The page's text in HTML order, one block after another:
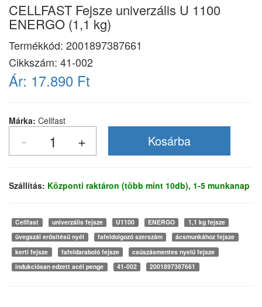
CELLFAST Fejsze univerzális U 1100
ENERGO (1,1 kg)
Termékkód: 2001897387661
Cikkszám: 41-002
Ár: 17.890 Ft
Márka: Cellfast
Szállítás: Központi raktáron (több mint 10db), 1-5 munkanap
Cellfast univerzális fejsze U1100 ENERGO
1,1 kg fejsze
üvegszál erősítésű nyél
fafeldolgozó szerszám
ácsmunkához fejsze
kerti fejsze
fafeldaraboló fejsze
csúszásmentes nyelű fejsze
indukciósan edzett acél penge
41-002 2001897387661